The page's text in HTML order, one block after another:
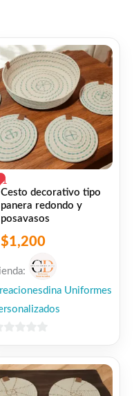
1
Cesto decorativo tipo
panera redondo y
posavasos
$1,200
Uniformes